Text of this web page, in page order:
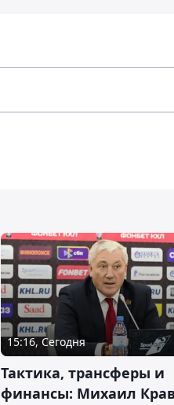
15:16, Сегодня
Тактика, трансферы и
финансы: Михаил